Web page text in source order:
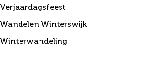
Verjaardagsfeest
Wandelen Winterswijk
Winterwandeling